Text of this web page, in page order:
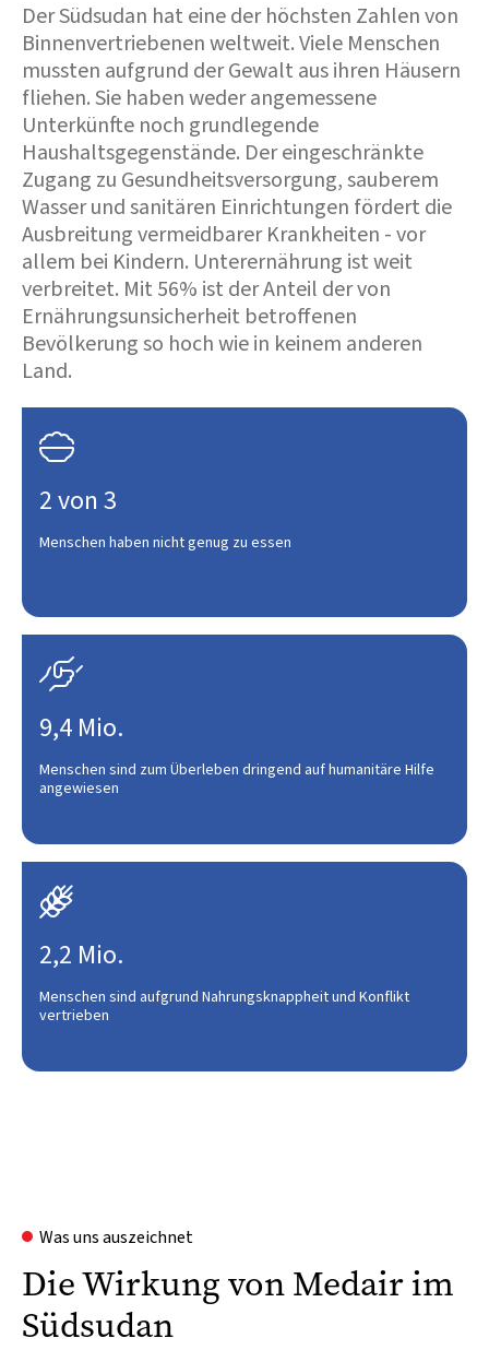
Der Südsudan hat eine der höchsten Zahlen von
Binnenvertriebenen weltweit. Viele Menschen
mussten aufgrund der Gewalt aus ihren Häusern
fliehen. Sie haben weder angemessene
Unterkünfte noch grundlegende
Haushaltsgegenstände. Der eingeschränkte
Zugang zu Gesundheitsversorgung, sauberem
Wasser und sanitären Einrichtungen fördert die
Ausbreitung vermeidbarer Krankheiten - vor
allem bei Kindern. Unterernährung ist weit
verbreitet. Mit 56% ist der Anteil der von
Ernährungsunsicherheit betroffenen
Bevölkerung so hoch wie in keinem anderen
Land.

2 von 3
Menschen haben nicht genug zu essen

9,4 Mio.
Menschen sind zum Überleben dringend auf humanitäre Hilfe
angewiesen

2,2 Mio.
Menschen sind aufgrund Nahrungsknappheit und Konflikt
vertrieben
Was uns auszeichnet
Die Wirkung von Medair im
Südsudan